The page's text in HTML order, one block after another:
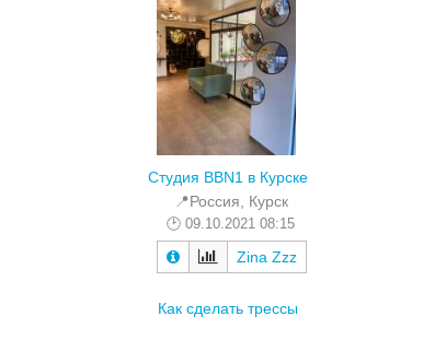
Студия BBN1 в Курске
📍Россия, Курск
09.10.2021 08:15
Zina Zzz
Как сделать трессы